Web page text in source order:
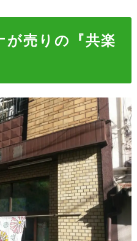
が売りの『共楽